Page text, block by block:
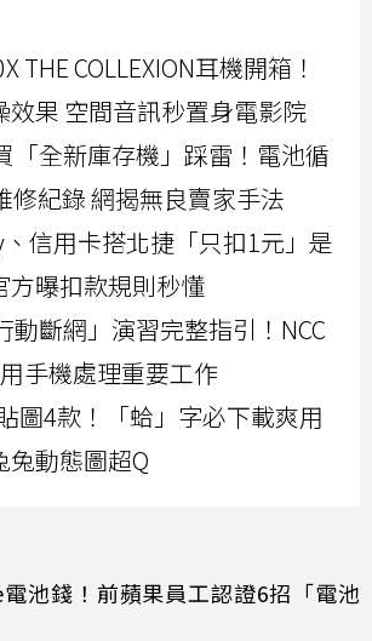
THE COLLEXION耳機開箱！
效果 空間音訊秒置身電影院
「全新庫存機」踩雷！電池循
修紀錄 網揭無良賣家手法
信用卡搭北捷「只扣1元」是
方曝扣款規則秒懂
動斷網」演習完整指引！NCC
手機處理重要工作
圖4款！「蛤」字必下載爽用
兔動態圖超Q
池錢！前蘋果員工認證6招「電池